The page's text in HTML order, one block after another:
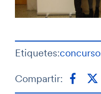
Etiquetes:
Compartir: